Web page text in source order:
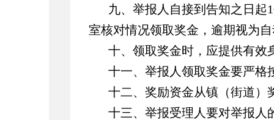
九、举报人自接到告知之日起
室核对情况领取奖金，逾期视为
十、领取奖金时，应提供有效
十一、举报人领取奖金要严格
十二、奖励资金从镇（街道）
十三、举报受理人要对举报人